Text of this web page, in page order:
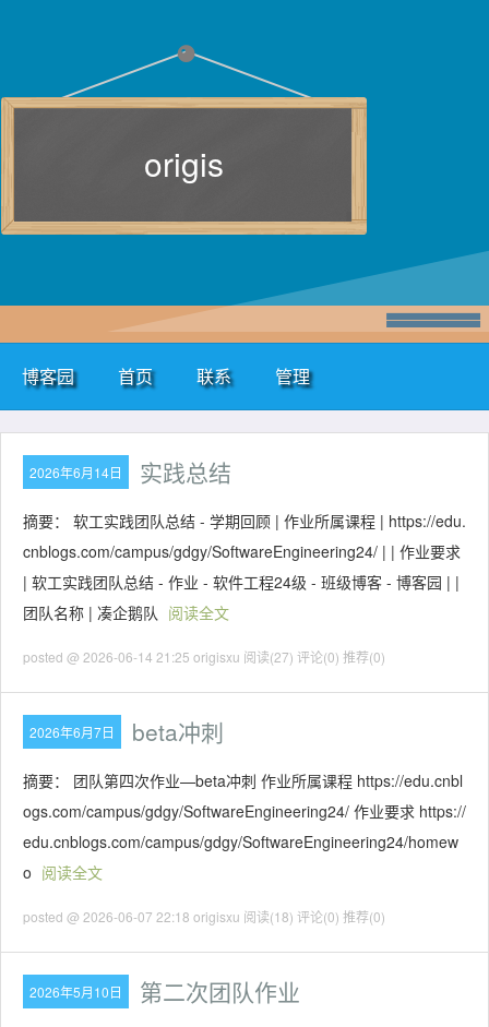
origis
博客园 首页 联系 管理
2026年6月14日 实践总结
摘要： 软工实践团队总结 - 学期回顾 | 作业所属课程 | https://edu.
cnblogs.com/campus/gdgy/SoftwareEngineering24/ | | 作业要求
| 软工实践团队总结 - 作业 - 软件工程24级 - 班级博客 - 博客园 | |
团队名称 | 凑企鹅队 阅读全文
posted @ 2026-06-14 21:25 origisxu 阅读(27) 评论(0) 推荐(0)
2026年6月7日 beta冲刺
摘要： 团队第四次作业—beta冲刺 作业所属课程 https://edu.cnbl
ogs.com/campus/gdgy/SoftwareEngineering24/ 作业要求 https://
edu.cnblogs.com/campus/gdgy/SoftwareEngineering24/homew
o 阅读全文
posted @ 2026-06-07 22:18 origisxu 阅读(18) 评论(0) 推荐(0)
2026年5月10日 第二次团队作业